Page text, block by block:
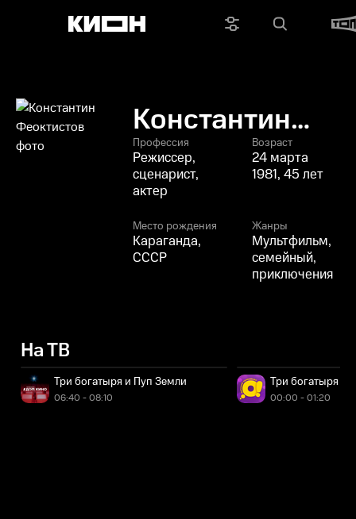
Константин
Феоктистов
Профессия
Режиссер,
сценарист,
актер
Возраст
24 марта
1981, 45 лет
Место рождения
Караганда,
СССР
Жанры
Мультфильм,
семейный,
приключения
На ТВ
Три богатыря и Пуп Земли
06:40 - 08:10
Три богатыря и
00:00 - 01:20